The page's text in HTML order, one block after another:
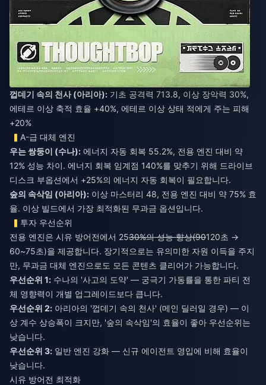
껍데기 속의 천사 (아리아): 기초 공격력 713.8, 이상 장악력 30%,
에테르 이상 축적 효율 +40%, 에테르 이상 상태 적에게 주는 피해
+20%
A-급 대체 엔진
우는 쌍둥이 (수나): 에너지 자동 회복 55.2%, 전용 엔진 대비 약
12% 성능 차이. 에너지 회복 임계점 140%를 맞추기 위해 드라이브
디스크 부옵션에서 +25%의 에너지 자동 회복이 필요합니다.
숲의 속삭임 (아리아): 이상 마스터리 48, 전용 엔진 대비 약 75% 효
율. 이상 빌드에서 가장 최적화된 무과금 옵션입니다.
투자 우선순위
전용 엔진은 시유 방어전에서 2530%의 성능 향상(90120초 →
60~75초)을 제공합니다. 장기적으로는 유의미한 자원 이득을 주지
만, 무과금 대체 엔진으로도 모든 콘텐츠 클리어가 가능합니다.
우선순위 1: 수나의 '사고의 도약' — 궁극기 가동률을 통한 파티 전
체 영향력이 개별 업그레이드보다 큽니다.
우선순위 2: 아리아의 '껍데기 속의 천사' (메인 딜러일 경우) — 이
상 계수 상승폭이 크지만, '숲의 속삭임'의 효율이 좋아 우선순위는
낮습니다.
우선순위 3: 일반 엔진 강화 — 신규 에이전트 영입에 비해 효율이
낮습니다.
시유 방어전 최적화